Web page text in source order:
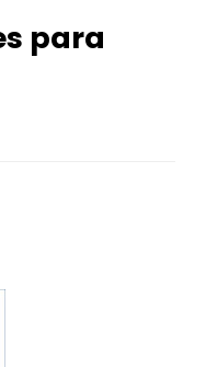
para